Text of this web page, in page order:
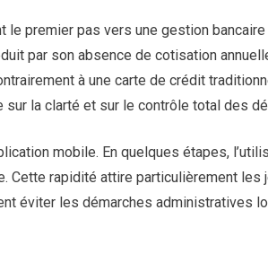
le premier pas vers une gestion
par son absence de cotisation
à une carte de crédit
sur la clarté et sur le contrôle total des
mobile. En quelques étapes,
Cette rapidité attire particulièrement les
éviter les démarches administratives